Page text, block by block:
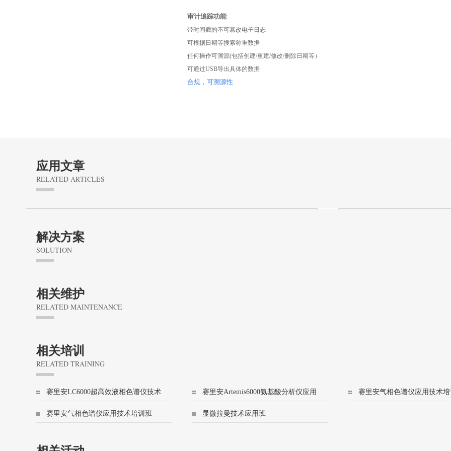
审计追踪功能
带时间戳的不可篡改电子日志
可根据日期等搜索称重数据
任何操作可溯源(包括创建/重建/修改/删除日期等）
可通过USB导出具体的数据
合规，可溯源性
应用文章
RELATED ARTICLES
解决方案
SOLUTION
相关维护
RELATED MAINTENANCE
相关培训
RELATED TRAINING
赛里安LC6000超高效液相色谱仪技术
赛里安Artemis6000氨基酸分析仪应用
赛里安气相色谱仪应用技术
赛里安气相色谱仪应用技术培训班
显微拉曼技术应用班